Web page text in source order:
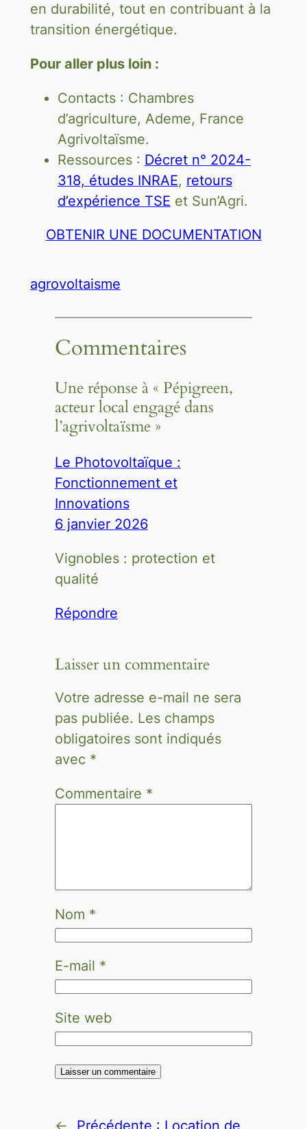
en durabilité, tout en contribuant à la
transition énergétique.
Pour aller plus loin :
Contacts : Chambres
d’agriculture, Ademe, France
Agrivoltaïsme.
Ressources : Décret n° 2024-
318, études INRAE, retours
d’expérience TSE et Sun’Agri.
OBTENIR UNE DOCUMENTATION
agrovoltaisme
Commentaires
Une réponse à « Pépigreen,
acteur local engagé dans
l’agrivoltaïsme »
Le Photovoltaïque :
Fonctionnement et
Innovations
6 janvier 2026
Vignobles : protection et
qualité
Répondre
Laisser un commentaire
Votre adresse e-mail ne sera
pas publiée. Les champs
obligatoires sont indiqués
avec *
Commentaire *
Nom *
E-mail *
Site web
← Précédente : Location de